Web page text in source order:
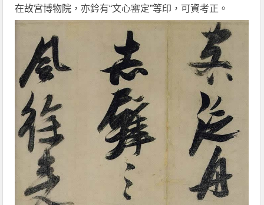
在故宮博物院，亦鈐有“文心審定”等印，可資考正。